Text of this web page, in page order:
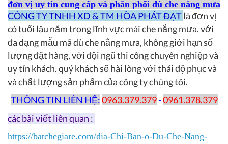
đơn vị uy tín cung cấp và phân phối dù che nắng mưa
CÔNG TY TNHH XD & TM HÒA PHÁT ĐẠTlà đơn vị
có tuổi lâu năm trong lĩnh vực mái che nắng mưa. với
đa dạng mẫu mã dù che nắng mưa, không giới hạn số
lượng đặt hàng, với đội ngũ thi công chuyên nghiệp và
uy tín khách. quý khách sẽ hài lòng với thái độ phục và
và chất lượng sản phẩm của công ty chúng tôi.
THÔNG TIN LIÊN HỆ:0963.379.379-0961.378.379
các bài viết liên quan :
https://batchegiare.com/dia-Chi-Ban-o-Du-Che-Nang-